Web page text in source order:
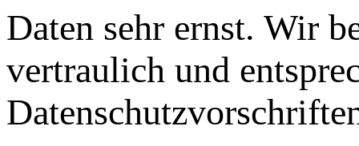
Daten sehr ernst. Wir
vertraulich und